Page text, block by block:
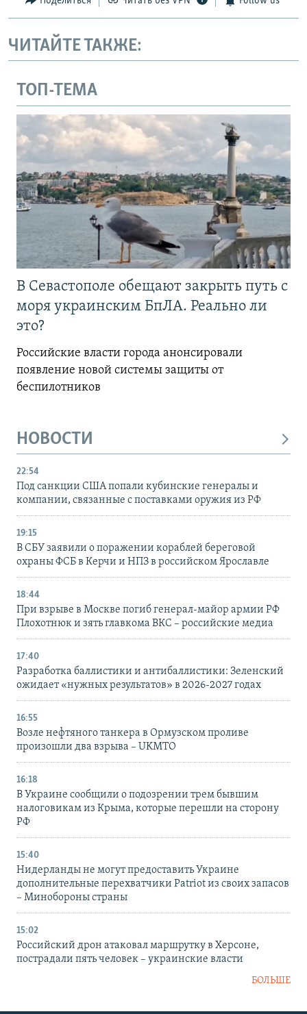
ЧИТАЙТЕ ТАКЖЕ:
ТОП-ТЕМА
В Севастополе обещают закрыть путь с
моря украинским БпЛА. Реально ли
это?
Российские власти города анонсировали
появление новой системы защиты от
беспилотников
НОВОСТИ
22:54
Под санкции США попали кубинские генералы и
компании, связанные с поставками оружия из РФ
19:15
В СБУ заявили о поражении кораблей береговой
охраны ФСБ в Керчи и НПЗ в российском Ярославле
18:44
При взрыве в Москве погиб генерал-майор армии РФ
Плохотнюк и зять главкома ВКС – российские медиа
17:40
Разработка баллистики и антибаллистики: Зеленский
ожидает «нужных результатов» в 2026-2027 годах
16:55
Возле нефтяного танкера в Ормузском проливе
произошли два взрыва – UKMTO
16:18
В Украине сообщили о подозрении трем бывшим
налоговикам из Крыма, которые перешли на сторону
РФ
15:40
Нидерланды не могут предоставить Украине
дополнительные перехватчики Patriot из своих запасов
– Минобороны страны
15:02
Российский дрон атаковал маршрутку в Херсоне,
пострадали пять человек – украинские власти
БОЛЬШЕ